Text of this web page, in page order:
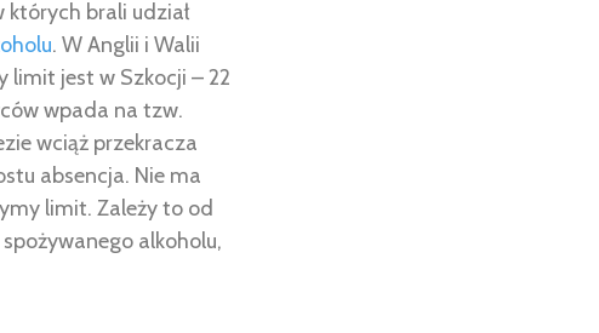
których brali udział
. W Anglii i Walii
limit jest w Szkocji – 22
wpada na tzw.
wciąż przekracza
absencja. Nie ma
limit. Zależy to od
alkoholu,